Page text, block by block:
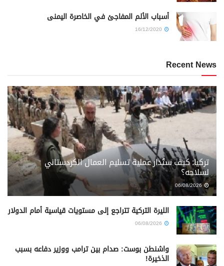
أسباب الألم المفاجئ في الخاصرة اليمنى
Recent News
تركيا: كيف ستُدار عملية تسليم العمال الكردستاني
لسلاحه؟
06/08/2026
الليرة التركية تتراجع إلى مستويات قياسية أمام الدولار
واشنطن بوست: صدام بين ترامب ووزير دفاعه بسبب
الذخيرة!